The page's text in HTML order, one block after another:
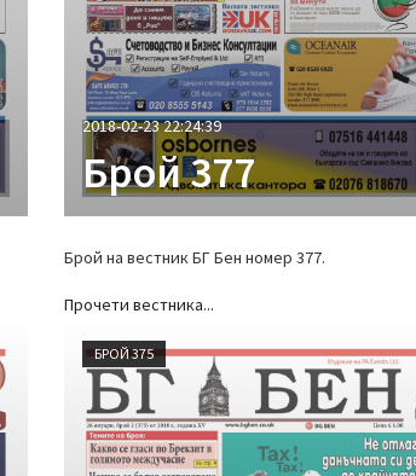
2018-02-23 22:24:39
Брой 377
Брой на вестник БГ Бен номер 377.
Прочети вестника...
БРОЙ 375